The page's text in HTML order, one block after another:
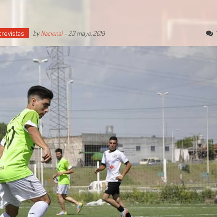
byNacional- 23 mayo, 2018